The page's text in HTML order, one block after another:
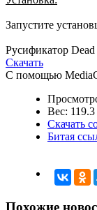
Запустите
Русификатор Dead
Скачать
С помощью
Вес:
Скачать
Битая